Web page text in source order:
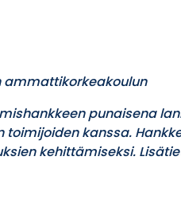
ammattikorkeakoulun
punaisena
toimijoiden kanssa.
kehittämiseksi.